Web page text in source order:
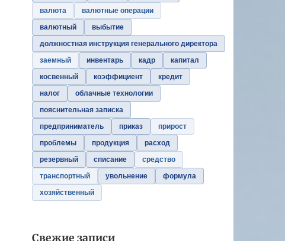
валюта
валютные операции
валютный
выбытие
должностная инструкция генерального директора
заемный
инвентарь кадр
капитал
косвенный
коэффициент
кредит
налог
облачные технологии
пояснительная записка
предприниматель
приказ
прирост
проблемы
продукция
расход
резервный
списание
средство
транспортный
увольнение
формула
хозяйственный
Свежие записи